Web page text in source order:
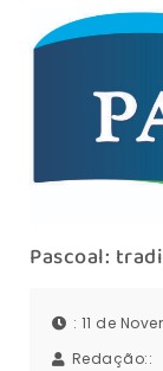
Pascoal:
: 11 de
Redação::